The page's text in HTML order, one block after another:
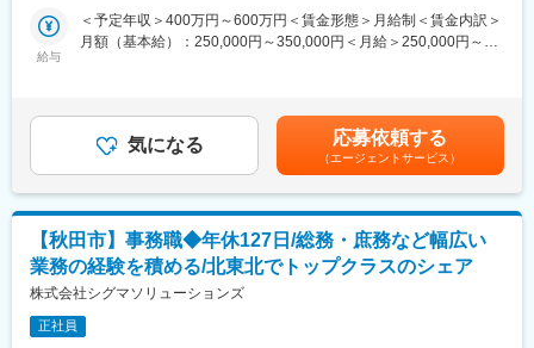
変更の範囲：会社の定める業務
りますので、メンバーの状況を踏まえ担当者を決定します。
・特定メンバーへの業務の偏りが発生をしない様に個々人の業務
く場合もございますが、原則オフィスでの業務となります。
・他拠点でメンバーの人員が不足の際に自チームから応援を出し
ていただく場合がございます。その際の業務及び人員のコントロ
価業務も担当いただきます。
■担当製品：レセコン・電子薬歴・電子カルテ…等
■担当エリア：秋田県全域（本社機能として、他県やパートナー企
業への支援もありえます）
※前述の通り当ポジションの方は原則オフィス勤務となります
給与
＜予定年収＞400万円～600万円＜賃金形態＞月給制＜賃金内訳＞
月額（基本給）：250,000円～350,000円＜月給＞250,000円～
円） この場合、時間外労働手当は支給対象外となります■賞与：
年2回賃金はあくまでも目安の金額であり、選考を通じて上下する
可能性があります。月給(月額)は固定手当を含めた表記です。
気になる 応募依頼する
（エージェントサービス）
【秋田市】事務職◆年休127日/総務・庶務など幅広い
業務の経験を積める/北東北でトップクラスのシェア
株式会社シグマソリューションズ
正社員